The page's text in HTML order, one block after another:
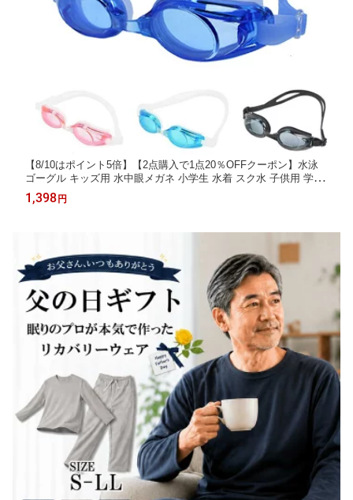
【8/10はポイント5倍】【2点購入で1点20％OFFクーポン】水泳
ゴーグル キッズ用 水中眼メガネ 小学生 水着 スク水 子供用 学校
用 学校 競泳 水泳 授業用 スクール水着 男の子 女の子 小学校 85
6500
1,398円